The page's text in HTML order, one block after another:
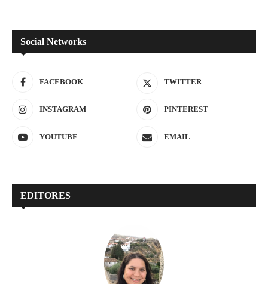
Social Networks
FACEBOOK TWITTER
INSTAGRAM PINTEREST
YOUTUBE EMAIL
EDITORES